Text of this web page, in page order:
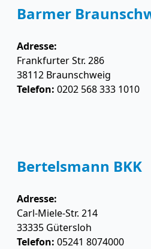
Barmer
Adresse:
Frankfurter Str. 286
38112 Braunschweig
Telefon: 0202 568 333 1010
Bertelsmann BKK
Adresse:
Carl-Miele-Str. 214
33335 Gütersloh
Telefon: 05241 8074000